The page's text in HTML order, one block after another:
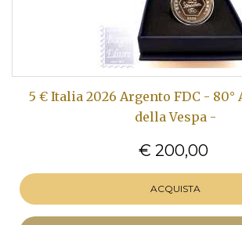
5 € Italia 2026 Argento FDC -
della Vespa -
€ 200,00
ACQUISTA